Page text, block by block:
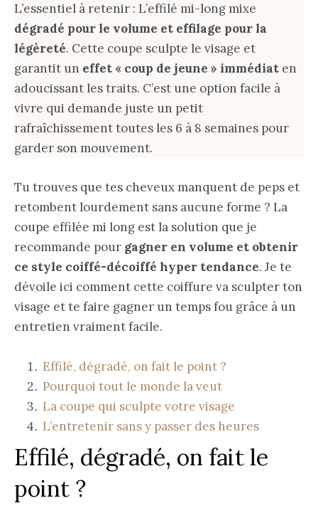
L’essentiel à retenir : L’effilé mi-long mixe
dégradé pour le volume et effilage pour la
légèreté. Cette coupe sculpte le visage et
garantit un effet « coup de jeune » immédiat en
adoucissant les traits. C’est une option facile à
vivre qui demande juste un petit
rafraîchissement toutes les 6 à 8 semaines pour
garder son mouvement.
Tu trouves que tes cheveux manquent de peps et
retombent lourdement sans aucune forme ? La
coupe effilée mi long est la solution que je
recommande pour gagner en volume et obtenir
ce style coiffé-décoiffé hyper tendance. Je te
dévoile ici comment cette coiffure va sculpter ton
visage et te faire gagner un temps fou grâce à un
entretien vraiment facile.
Effilé, dégradé, on fait le point ?
Pourquoi tout le monde la veut
La coupe qui sculpte votre visage
L’entretenir sans y passer des heures
Effilé, dégradé, on fait le
point ?